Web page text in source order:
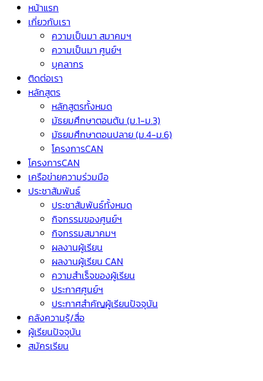
หน้าแรก
เกี่ยวกับเรา
ความเป็นมา สมาคมฯ
ความเป็นมา ศูนย์ฯ
บุคลากร
ติดต่อเรา
หลักสูตร
หลักสูตรทั้งหมด
มัธยมศึกษาตอนต้น (ม.1-ม.3)
มัธยมศึกษาตอนปลาย (ม.4-ม.6)
โครงการCAN
โครงการCAN
เครือข่ายความร่วมมือ
ประชาสัมพันธ์
ประชาสัมพันธ์ทั้งหมด
กิจกรรมของศูนย์ฯ
กิจกรรมสมาคมฯ
ผลงานผู้เรียน
ผลงานผู้เรียน CAN
ความสำเร็จของผู้เรียน
ประกาศศูนย์ฯ
ประกาศสำคัญผู้เรียนปัจจุบัน
คลังความรู้/สื่อ
ผู้เรียนปัจจุบัน
สมัครเรียน